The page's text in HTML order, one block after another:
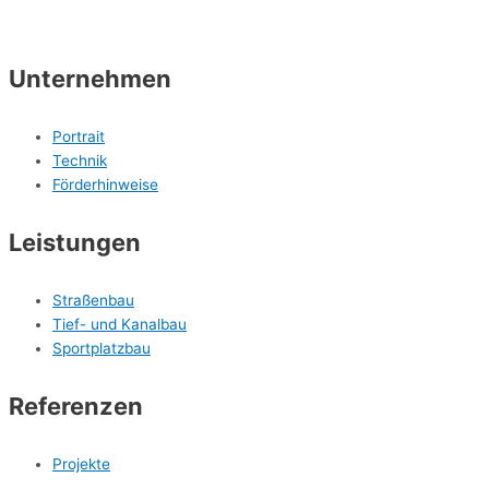
Unternehmen
Portrait
Technik
Förderhinweise
Leistungen
Straßenbau
Tief- und Kanalbau
Sportplatzbau
Referenzen
Projekte